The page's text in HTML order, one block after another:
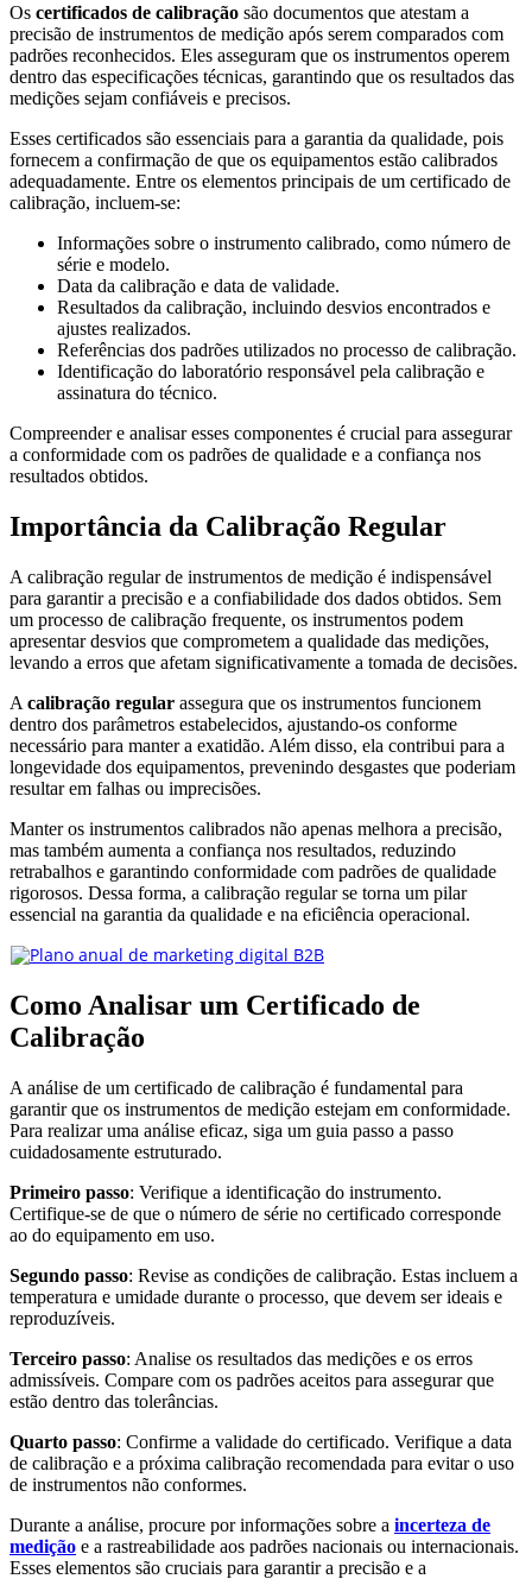
Os certificados de calibração são documentos que atestam a
precisão de instrumentos de medição após serem comparados com
padrões reconhecidos. Eles asseguram que os instrumentos operem
dentro das especificações técnicas, garantindo que os resultados das
medições sejam confiáveis e precisos.
Esses certificados são essenciais para a garantia da qualidade, pois
fornecem a confirmação de que os equipamentos estão calibrados
adequadamente. Entre os elementos principais de um certificado de
calibração, incluem-se:
Informações sobre o instrumento calibrado, como número de
série e modelo.
Data da calibração e data de validade.
Resultados da calibração, incluindo desvios encontrados e
ajustes realizados.
Referências dos padrões utilizados no processo de calibração.
Identificação do laboratório responsável pela calibração e
assinatura do técnico.
Compreender e analisar esses componentes é crucial para assegurar
a conformidade com os padrões de qualidade e a confiança nos
resultados obtidos.
Importância da Calibração Regular
A calibração regular de instrumentos de medição é indispensável
para garantir a precisão e a confiabilidade dos dados obtidos. Sem
um processo de calibração frequente, os instrumentos podem
apresentar desvios que comprometem a qualidade das medições,
levando a erros que afetam significativamente a tomada de decisões.
A calibração regular assegura que os instrumentos funcionem
dentro dos parâmetros estabelecidos, ajustando-os conforme
necessário para manter a exatidão. Além disso, ela contribui para a
longevidade dos equipamentos, prevenindo desgastes que poderiam
resultar em falhas ou imprecisões.
Manter os instrumentos calibrados não apenas melhora a precisão,
mas também aumenta a confiança nos resultados, reduzindo
retrabalhos e garantindo conformidade com padrões de qualidade
rigorosos. Dessa forma, a calibração regular se torna um pilar
essencial na garantia da qualidade e na eficiência operacional.
Como Analisar um Certificado de
Calibração
A análise de um certificado de calibração é fundamental para
garantir que os instrumentos de medição estejam em conformidade.
Para realizar uma análise eficaz, siga um guia passo a passo
cuidadosamente estruturado.
Primeiro passo: Verifique a identificação do instrumento.
Certifique-se de que o número de série no certificado corresponde
ao do equipamento em uso.
Segundo passo: Revise as condições de calibração. Estas incluem a
temperatura e umidade durante o processo, que devem ser ideais e
reproduzíveis.
Terceiro passo: Analise os resultados das medições e os erros
admissíveis. Compare com os padrões aceitos para assegurar que
estão dentro das tolerâncias.
Quarto passo: Confirme a validade do certificado. Verifique a data
de calibração e a próxima calibração recomendada para evitar o uso
de instrumentos não conformes.
Durante a análise, procure por informações sobre a incerteza de
medição e a rastreabilidade aos padrões nacionais ou internacionais.
Esses elementos são cruciais para garantir a precisão e a